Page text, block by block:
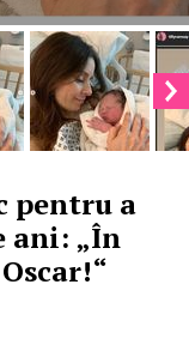
pentru a
ani: „În